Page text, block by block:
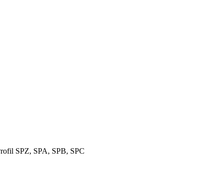
SPZ, SPA, SPB, SPC